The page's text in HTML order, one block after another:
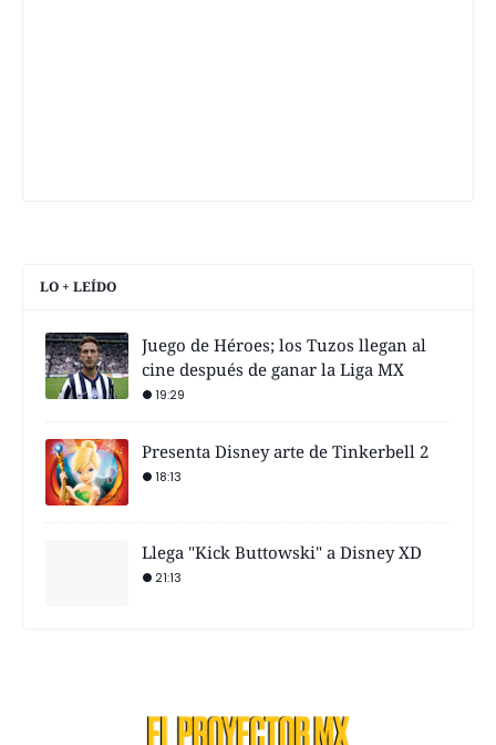
LO + LEÍDO
Juego de Héroes; los Tuzos llegan al
cine después de ganar la Liga MX
19:29
Presenta Disney arte de Tinkerbell 2
18:13
Llega "Kick Buttowski" a Disney XD
21:13